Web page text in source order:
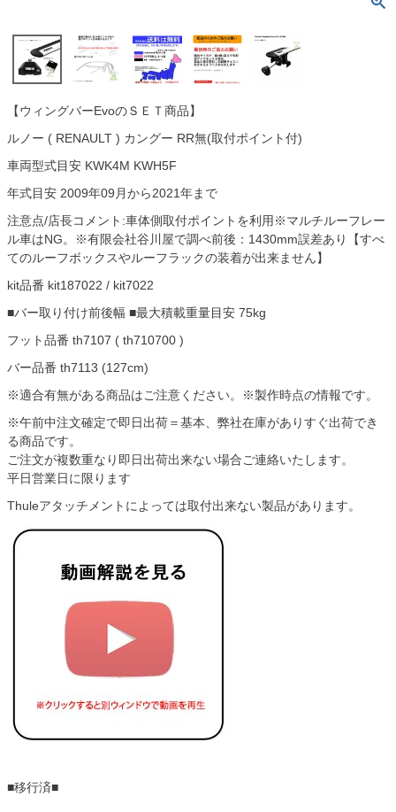
【ウィングバーEvoのＳＥＴ商品】
ルノー ( RENAULT ) カングー RR無(取付ポイント付)
車両型式目安 KWK4M KWH5F
年式目安 2009年09月から2021年まで
注意点/店長コメント:車体側取付ポイントを利用※マルチルーフレー
ル車はNG。※有限会社谷川屋で調べ前後：1430mm誤差あり【すべ
てのルーフボックスやルーフラックの装着が出来ません】
kit品番 kit187022 / kit7022
■バー取り付け前後幅 ■最大積載重量目安 75kg
フット品番 th7107 ( th710700 )
バー品番 th7113 (127cm)
※適合有無がある商品はご注意ください。※製作時点の情報です。
※午前中注文確定で即日出荷＝基本、弊社在庫がありすぐ出荷でき
る商品です。
ご注文が複数重なり即日出荷出来ない場合ご連絡いたします。
平日営業日に限ります
Thuleアタッチメントによっては取付出来ない製品があります。
■移行済■